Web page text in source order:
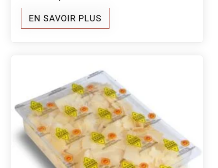
EN SAVOIR PLUS